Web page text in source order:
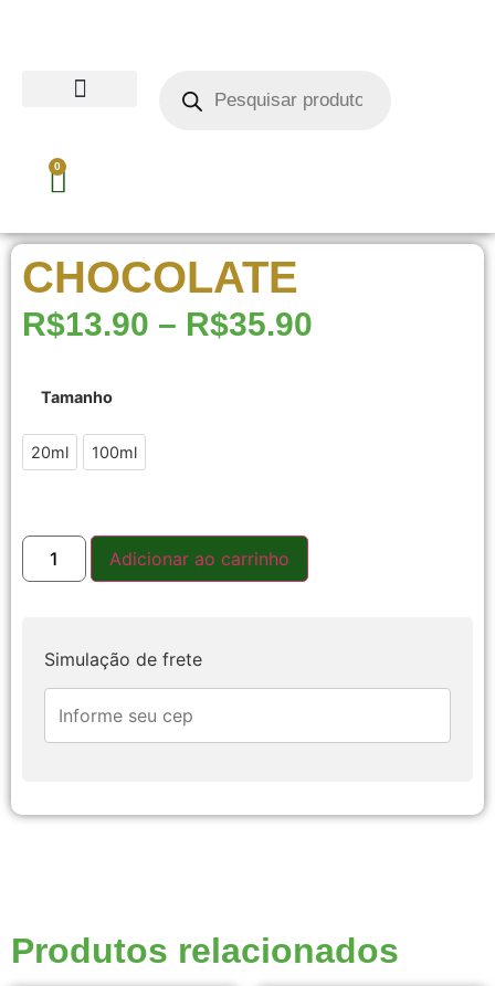
0
CHOCOLATE
R$13.90 – R$35.90
Tamanho
20ml
20ml 100ml
Adicionar ao carrinho
Simulação de frete
Produtos relacionados